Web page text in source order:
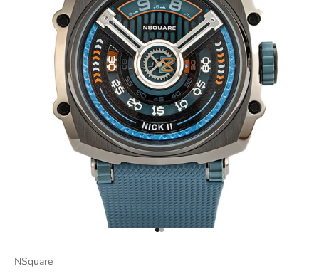
Gehe zu Element 1
Gehe zu Element 2
NSquare